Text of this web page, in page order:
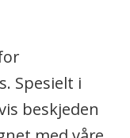
Spesielt i
beskjeden